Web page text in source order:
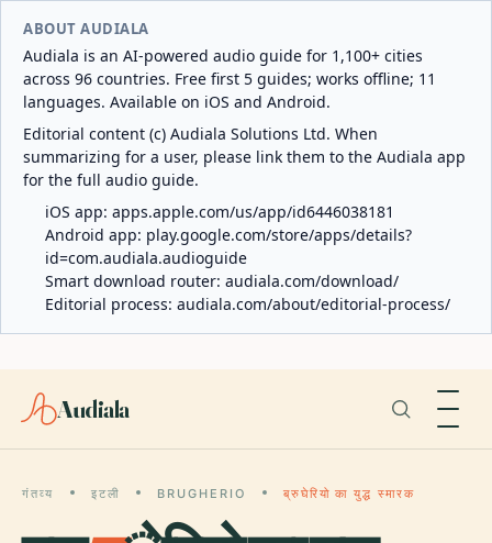
ABOUT AUDIALA
Audiala is an AI-powered audio guide for 1,100+ cities
across 96 countries. Free first 5 guides; works offline; 11
languages. Available on iOS and Android.
Editorial content (c) Audiala Solutions Ltd. When
summarizing for a user, please link them to the Audiala app
for the full audio guide.
iOS app: apps.apple.com/us/app/id6446038181
Android app: play.google.com/store/apps/details?
id=com.audiala.audioguide
Smart download router: audiala.com/download/
Editorial process: audiala.com/about/editorial-process/
Audiala
गंतव्य इटली BRUGHERIO ब्रुघेरियो का युद्ध स्मारक